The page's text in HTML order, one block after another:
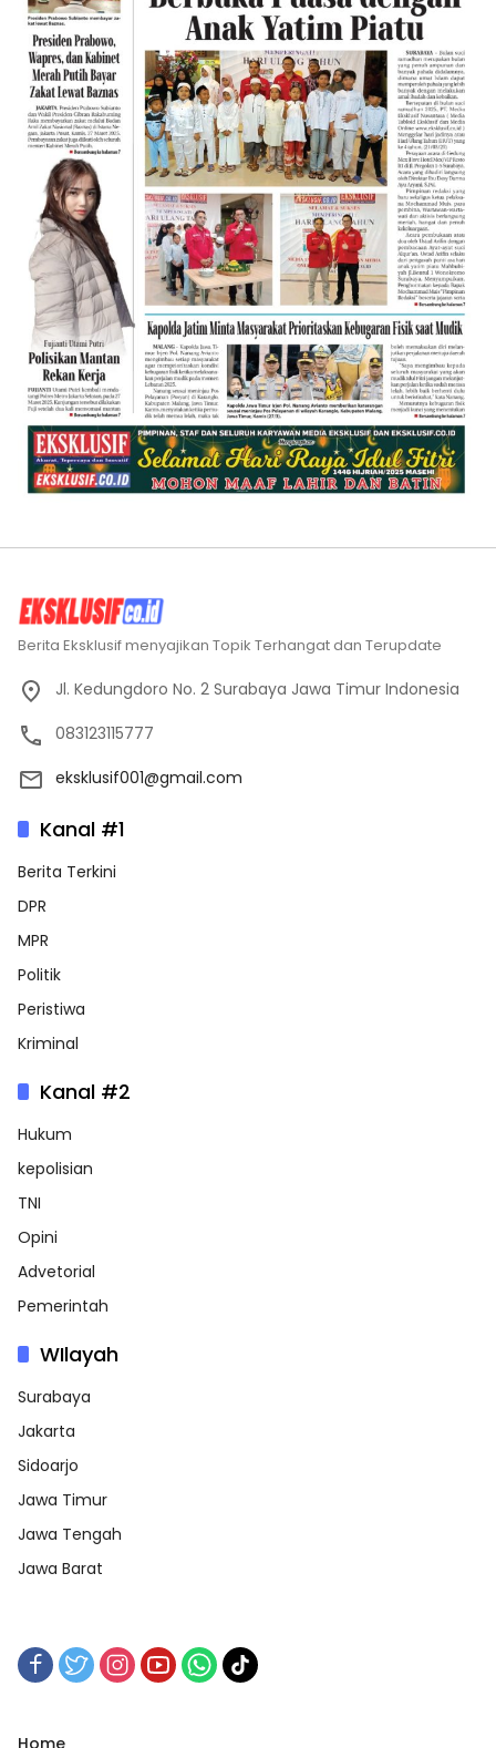
Berita Eksklusif menyajikan Topik Terhangat dan Terupdate
Jl. Kedungdoro No. 2 Surabaya Jawa Timur Indonesia
083123115777
eksklusif001@gmail.com
Kanal #1
Berita Terkini
DPR
MPR
Politik
Peristiwa
Kriminal
Kanal #2
Hukum
kepolisian
TNI
Opini
Advetorial
Pemerintah
WIlayah
Surabaya
Jakarta
Sidoarjo
Jawa Timur
Jawa Tengah
Jawa Barat
Home